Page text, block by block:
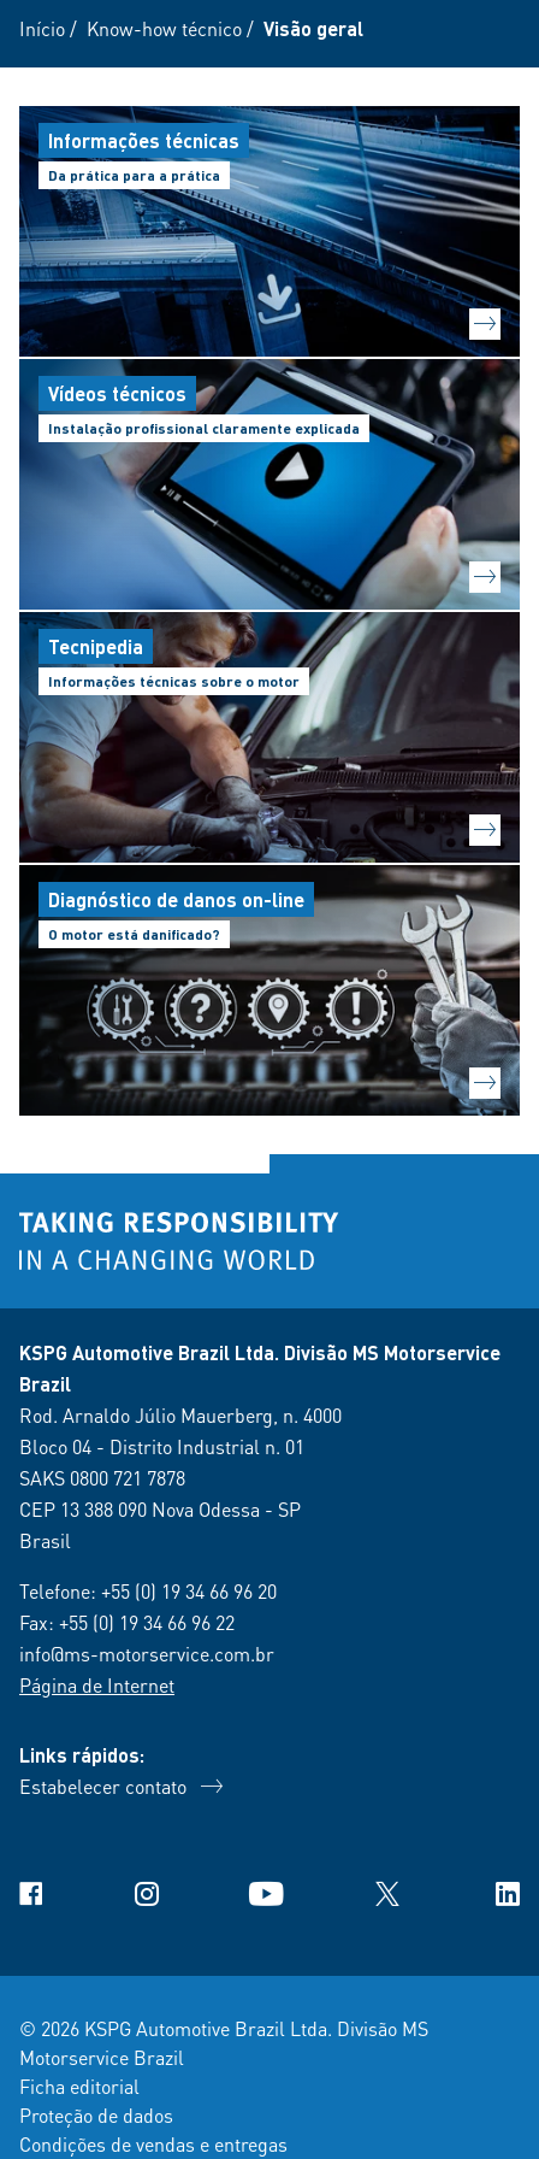
Início/ Know-how técnico/ Visão geral
Informações técnicas
Da prática para a prática
Vídeos técnicos
Instalação profissional claramente explicada
Tecnipedia
Informações técnicas sobre o motor
Diagnóstico de danos on-line
O motor está danificado?
KSPG Automotive Brazil Ltda. Divisão MS Motorservice
Brazil
Rod. Arnaldo Júlio Mauerberg, n. 4000
Bloco 04 - Distrito Industrial n. 01
SAKS 0800 721 7878
CEP 13 388 090 Nova Odessa - SP
Brasil
Telefone: +55 (0) 19 34 66 96 20
Fax: +55 (0) 19 34 66 96 22
info@ms-motorservice.com.br
Página de Internet
Links rápidos:
Estabelecer contato
Facebook Instagram YouTube X
© 2026 KSPG Automotive Brazil Ltda. Divisão MS
Motorservice Brazil
Ficha editorial
Proteção de dados
Condições de vendas e entregas